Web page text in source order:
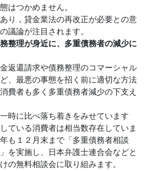
はつかめません。
り，貸金業法の再改正が必要との意
議論が注目されます。
整理が身近に、多重債務者の減少に
返還請求や債務整理のコマーシャル
、最悪の事態を招く前に適切な方法
費者も多く多重債務者減少の下支え
時に比べ落ち着きをみせています
ている消費者は相当数存在していま
も１２月末まで「多重債務者相談
を実施し、日本弁護士連合会などと
の無料相談会に取り組みます。